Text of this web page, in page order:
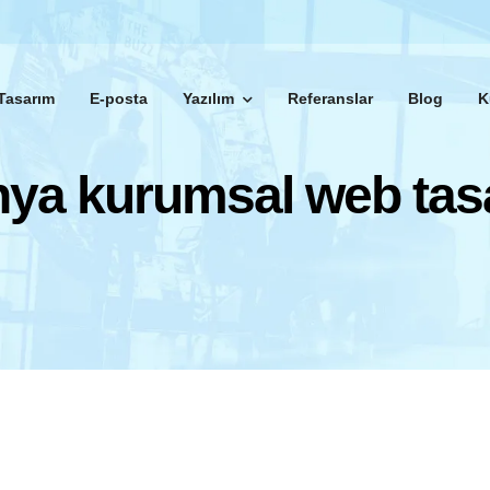
E-posta Yazılım Referanslar Blog
kurumsal web